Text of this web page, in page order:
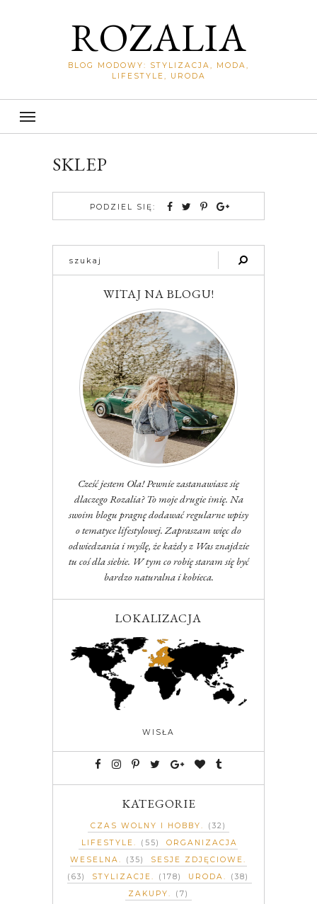
ROZALIA
BLOG MODOWY: STYLIZACJA, MODA,
LIFESTYLE, URODA
SKLEP
PODZIEL SIĘ:
WITAJ NA BLOGU!
Cześć jestem Ola! Pewnie zastanawiasz się
dlaczego Rozalia? To moje drugie imię. Na
swoim blogu pragnę dodawać regularne wpisy
o tematyce lifestylowej. Zapraszam więc do
odwiedzania i myślę, że każdy z Was znajdzie
tu coś dla siebie. W tym co robię staram się być
bardzo naturalna i kobieca.
LOKALIZACJA
WISŁA
KATEGORIE
CZAS WOLNY I HOBBY
(32)
LIFESTYLE
(55)
ORGANIZACJA
WESELNA
(35)
SESJE ZDJĘCIOWE
(63)
STYLIZACJE (178) URODA
(38)
ZAKUPY
(7)